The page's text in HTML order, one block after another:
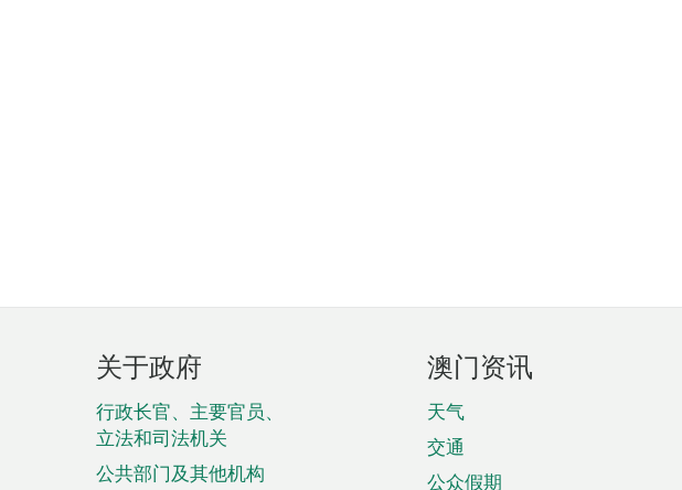
页
脚
菜
单
关于政府
行政长官、主要官员、
立法和司法机关
公共部门及其他机构
澳门资讯
天气
交通
公众假期